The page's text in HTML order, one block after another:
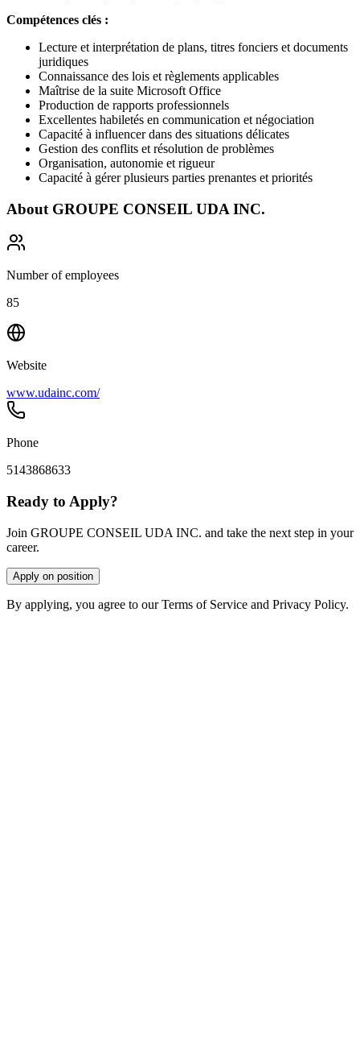
Compétences clés :
Lecture et interprétation de plans, titres fonciers et documents
juridiques
Connaissance des lois et règlements applicables
Maîtrise de la suite Microsoft Office
Production de rapports professionnels
Excellentes habiletés en communication et négociation
Capacité à influencer dans des situations délicates
Gestion des conflits et résolution de problèmes
Organisation, autonomie et rigueur
Capacité à gérer plusieurs parties prenantes et priorités
About GROUPE CONSEIL UDA INC.
Number of employees
85
Website
www.udainc.com/
Phone
5143868633
Ready to Apply?
Join GROUPE CONSEIL UDA INC. and take the next step in your
career.
Apply on position
By applying, you agree to our Terms of Service and Privacy Policy.